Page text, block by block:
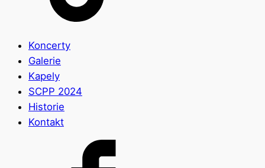
Koncerty
Galerie
Kapely
SCPP 2024
Historie
Kontakt